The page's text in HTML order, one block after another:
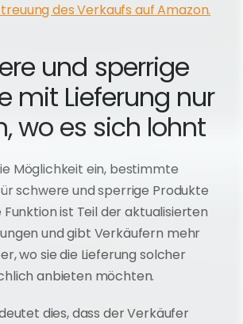
des Verkaufs auf Amazon.
und sperrige
mit Lieferung nur
wo es sich lohnt
Möglichkeit ein, bestimmte
schwere und sperrige Produkte
Funktion ist Teil der aktualisierten
und gibt Verkäufern mehr
wo sie die Lieferung solcher
anbieten möchten.
dies, dass der Verkäufer